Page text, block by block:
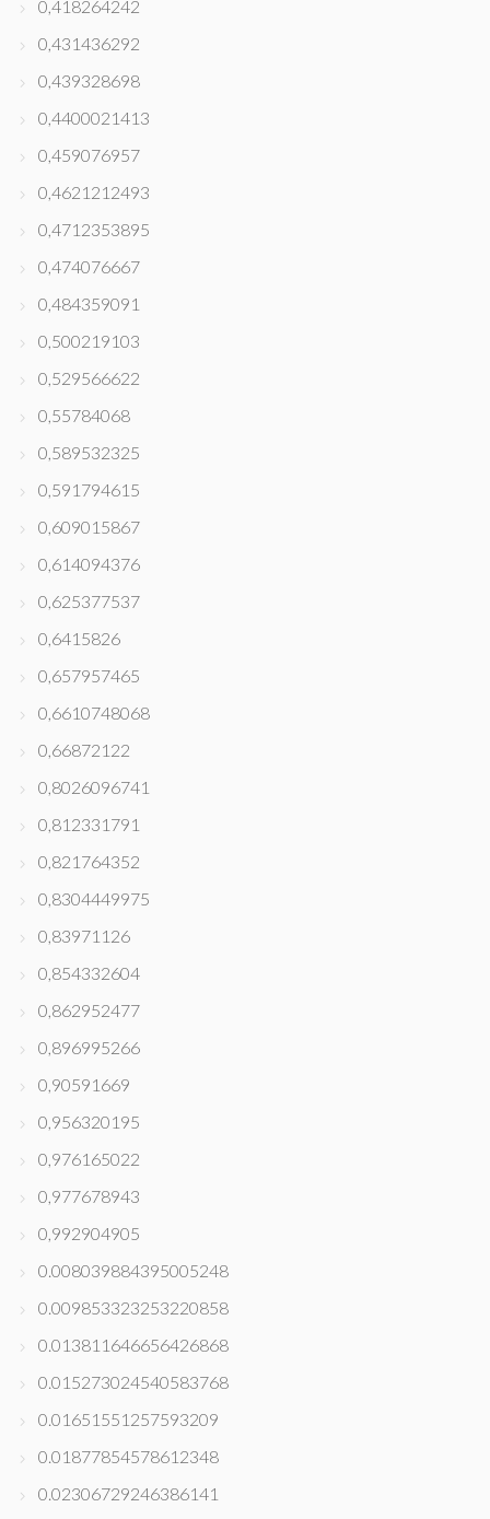
0,418264242
0,431436292
0,439328698
0,4400021413
0,459076957
0,4621212493
0,4712353895
0,474076667
0,484359091
0,500219103
0,529566622
0,55784068
0,589532325
0,591794615
0,609015867
0,614094376
0,625377537
0,6415826
0,657957465
0,6610748068
0,66872122
0,8026096741
0,812331791
0,821764352
0,8304449975
0,83971126
0,854332604
0,862952477
0,896995266
0,90591669
0,956320195
0,976165022
0,977678943
0,992904905
0.008039884395005248
0.009853323253220858
0.013811646656426868
0.015273024540583768
0.01651551257593209
0.01877854578612348
0.02306729246386141